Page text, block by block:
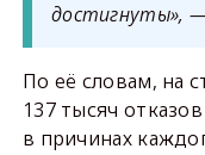
достигнуты», —
По её словам, на
137 тысяч
в причинах